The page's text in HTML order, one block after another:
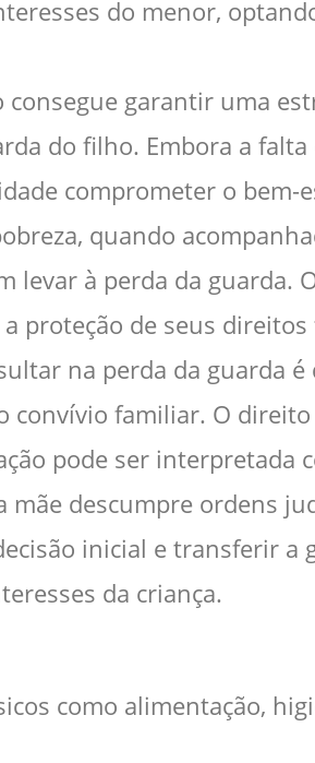
do menor,
consegue garantir uma
do filho. Embora a
comprometer o bem-
quando
levar à perda da guarda.
proteção de seus
na perda da guarda é
familiar. O direito
pode ser interpretada
descumpre ordens
inicial e transferir a
da criança.
como alimentação,